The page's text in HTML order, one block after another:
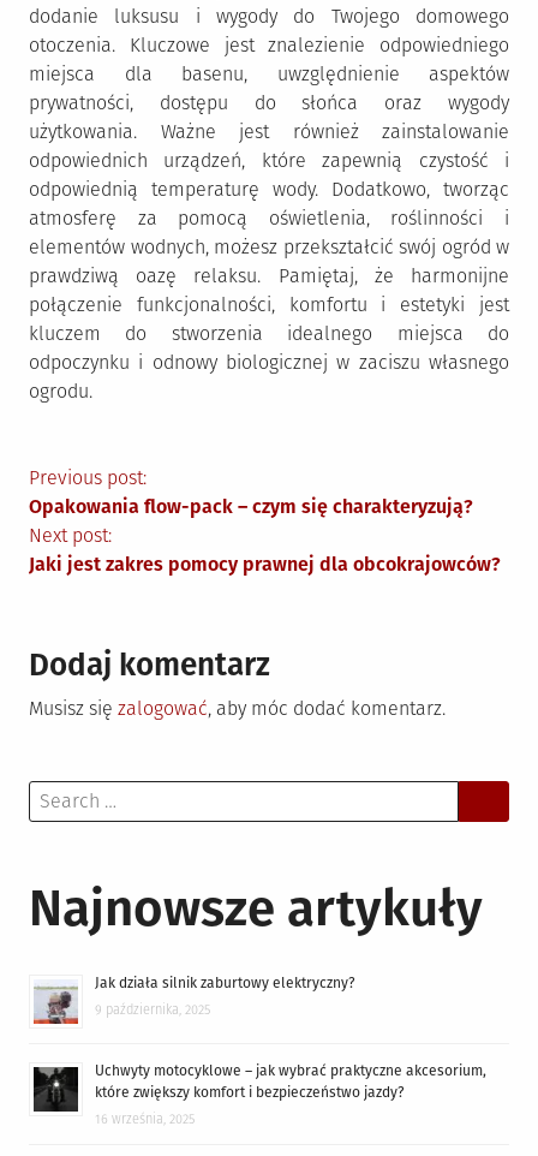
dodanie luksusu i wygody do Twojego domowego
otoczenia. Kluczowe jest znalezienie odpowiedniego
miejsca dla basenu, uwzględnienie aspektów
prywatności, dostępu do słońca oraz wygody
użytkowania. Ważne jest również zainstalowanie
odpowiednich urządzeń, które zapewnią czystość i
odpowiednią temperaturę wody. Dodatkowo, tworząc
atmosferę za pomocą oświetlenia, roślinności i
elementów wodnych, możesz przekształcić swój ogród w
prawdziwą oazę relaksu. Pamiętaj, że harmonijne
połączenie funkcjonalności, komfortu i estetyki jest
kluczem do stworzenia idealnego miejsca do
odpoczynku i odnowy biologicznej w zaciszu własnego
ogrodu.
Nawigacja
wpisu
Previous post:
Opakowania flow-pack – czym się charakteryzują?
Next post:
Jaki jest zakres pomocy prawnej dla obcokrajowców?
Dodaj komentarz
Musisz się zalogować, aby móc dodać komentarz.
Search
for:
Najnowsze artykuły
Jak działa silnik zaburtowy elektryczny?
9 października, 2025
Uchwyty motocyklowe – jak wybrać praktyczne akcesorium,
które zwiększy komfort i bezpieczeństwo jazdy?
16 września, 2025